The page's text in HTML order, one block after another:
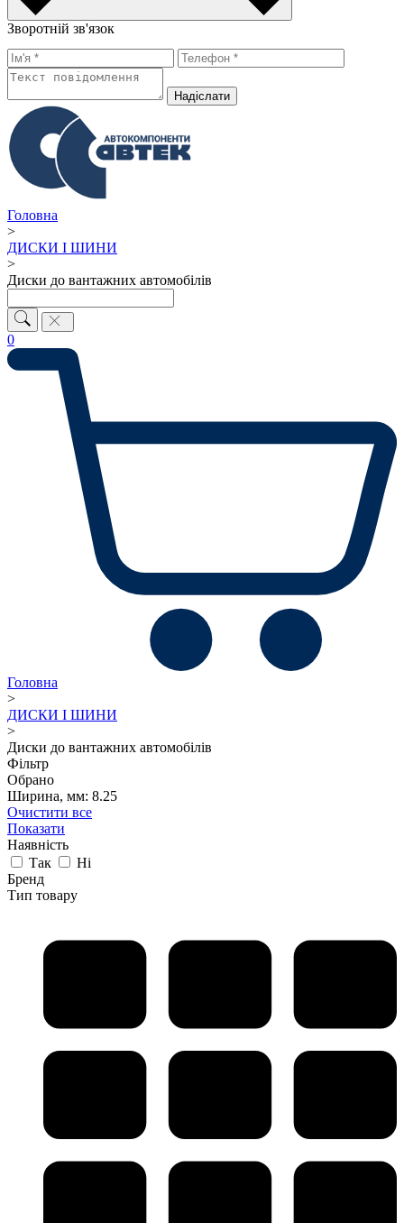
Зворотній зв'язок
Надiслати
Головна
>
ДИСКИ І ШИНИ
>
Диски до вантажних автомобілів
0
Головна
>
ДИСКИ І ШИНИ
>
Диски до вантажних автомобілів
Фільтр
Обрано
Ширина, мм: 8.25
Очистити все
Показати
Наявність
Так
Ні
Бренд
Тип товару